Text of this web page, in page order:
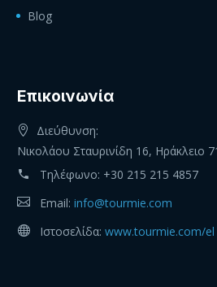
Blog
Eπικοινωνία
Διεύθυνση:
Νικολάου Σταυρινίδη 16, Ηράκλειο
Τηλέφωνο: +30 215 215 4857
Email: info@tourmie.com
Ιστοσελίδα: www.tourmie.com/el